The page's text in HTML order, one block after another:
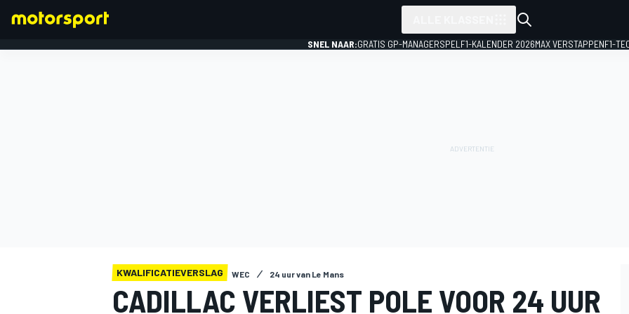
SNEL NAAR:GRATIS GP-MANAGERSPEL F1-KALENDER 2026MAX VERSTAPPENF1-
KWALIFICATIEVERSLAG WEC 24 uur van Le Mans
CADILLAC VERLIEST POLE VOOR 24 UUR